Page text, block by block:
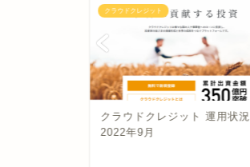
クラウドクレジット
クラウドクレジット 運用状況
2022年9月